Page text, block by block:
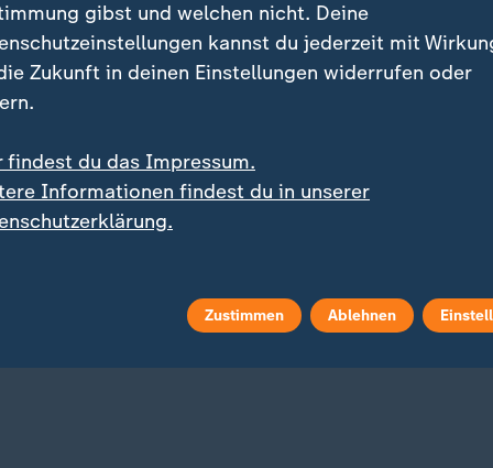
mit 6:1 an die Tabellenspitze:
Braunschweig
Schwimm-EM - High Diving
gibst und welchen nicht. Deine
kannst du jederzeit mit
Zukunft in deinen Einstellungen widerrufen oder
findest du das Impressum.
Informationen findest du in unserer
Zustimmen Ablehnen